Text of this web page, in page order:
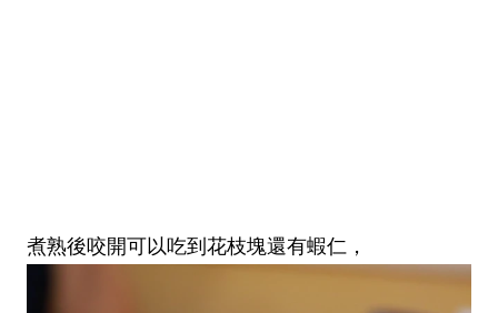
煮熟後咬開可以吃到花枝塊還有蝦仁，